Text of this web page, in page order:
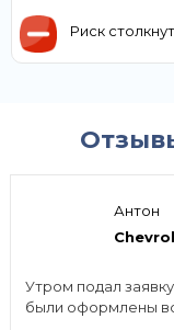
Риск
Антон
Утром подал
были оформлены